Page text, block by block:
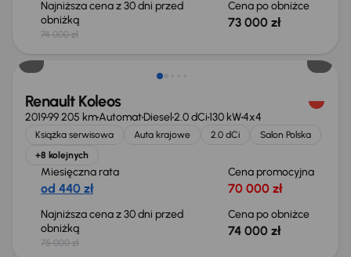
Najniższa cena z 30 dni przed
obniżką
74 000 zł
Cena po obniżce
73 000 zł
Taniej o 1 000 zł
Renault Koleos
201999 205 kmAutomatDiesel2.0 dCi130 kW4x4
Książka serwisowa Auta krajowe 2.0 dCi
Salon Polska
+8 kolejnych
Miesięczna rata
od 440 zł
Cena promocyjna
70 000 zł
Najniższa cena z 30 dni przed
obniżką
75 000 zł
Cena po obniżce
74 000 zł
Taniej o 2 000 zł